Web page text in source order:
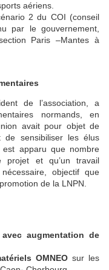
aériens.
2 du COI (conseil
par le gouvernement,
Paris –Mantes à
de l’association, a
normands, en
avait pour objet de
sensibiliser les élus
apparu que nombre
projet et qu’un travail
objectif que
de la LNPN.
augmentation de
OMNEO sur les